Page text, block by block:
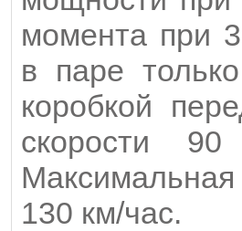
момента при
в паре
коробкой
скорости
130 км/час.